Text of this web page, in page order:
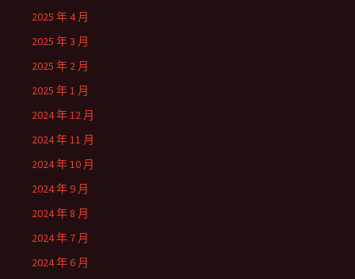
2025 年 4 月
2025 年 3 月
2025 年 2 月
2025 年 1 月
2024 年 12 月
2024 年 11 月
2024 年 10 月
2024 年 9 月
2024 年 8 月
2024 年 7 月
2024 年 6 月